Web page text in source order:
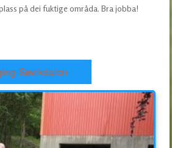
på dei fuktige områda. Bra jobba!
Søvikdalen